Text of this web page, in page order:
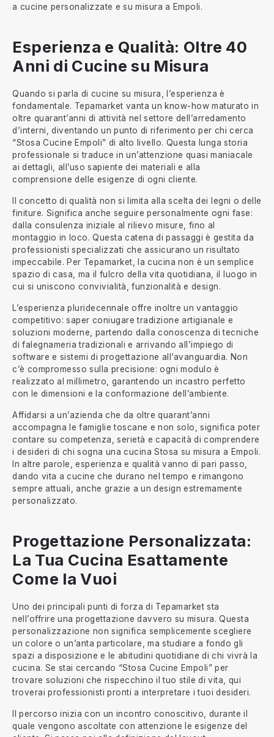
a cucine personalizzate e su misura a Empoli.
Esperienza e Qualità: Oltre 40
Anni di Cucine su Misura
Quando si parla di cucine su misura, l’esperienza è
fondamentale. Tepamarket vanta un know-how maturato in
oltre quarant’anni di attività nel settore dell’arredamento
d’interni, diventando un punto di riferimento per chi cerca
“Stosa Cucine Empoli” di alto livello. Questa lunga storia
professionale si traduce in un’attenzione quasi maniacale
ai dettagli, all’uso sapiente dei materiali e alla
comprensione delle esigenze di ogni cliente.
Il concetto di qualità non si limita alla scelta dei legni o delle
finiture. Significa anche seguire personalmente ogni fase:
dalla consulenza iniziale al rilievo misure, fino al
montaggio in loco. Questa catena di passaggi è gestita da
professionisti specializzati che assicurano un risultato
impeccabile. Per Tepamarket, la cucina non è un semplice
spazio di casa, ma il fulcro della vita quotidiana, il luogo in
cui si uniscono convivialità, funzionalità e design.
L’esperienza pluridecennale offre inoltre un vantaggio
competitivo: saper coniugare tradizione artigianale e
soluzioni moderne, partendo dalla conoscenza di tecniche
di falegnameria tradizionali e arrivando all’impiego di
software e sistemi di progettazione all’avanguardia. Non
c’è compromesso sulla precisione: ogni modulo è
realizzato al millimetro, garantendo un incastro perfetto
con le dimensioni e la conformazione dell’ambiente.
Affidarsi a un’azienda che da oltre quarant’anni
accompagna le famiglie toscane e non solo, significa poter
contare su competenza, serietà e capacità di comprendere
i desideri di chi sogna una cucina Stosa su misura a Empoli.
In altre parole, esperienza e qualità vanno di pari passo,
dando vita a cucine che durano nel tempo e rimangono
sempre attuali, anche grazie a un design estremamente
personalizzato.
Progettazione Personalizzata:
La Tua Cucina Esattamente
Come la Vuoi
Uno dei principali punti di forza di Tepamarket sta
nell’offrire una progettazione davvero su misura. Questa
personalizzazione non significa semplicemente scegliere
un colore o un’anta particolare, ma studiare a fondo gli
spazi a disposizione e le abitudini quotidiane di chi vivrà la
cucina. Se stai cercando “Stosa Cucine Empoli” per
trovare soluzioni che rispecchino il tuo stile di vita, qui
troverai professionisti pronti a interpretare i tuoi desideri.
Il percorso inizia con un incontro conoscitivo, durante il
quale vengono ascoltate con attenzione le esigenze del